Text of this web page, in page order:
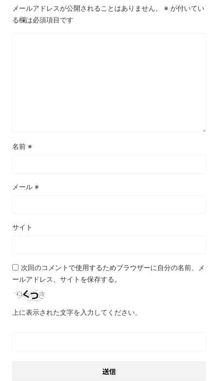
メールアドレスが公開されることはありません。 ※ が付いてい
る欄は必須項目です
名前 ※
メール ※
サイト
次回のコメントで使用するためブラウザーに自分の名前、メ
ールアドレス、サイトを保存する。
上に表示された文字を入力してください。